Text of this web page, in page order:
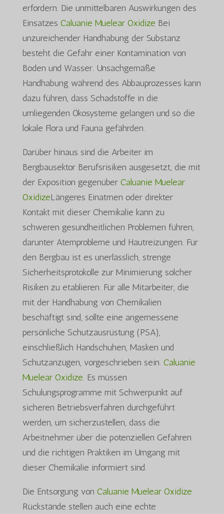
erfordern. Die unmittelbaren Auswirkungen des
Einsatzes Caluanie Muelear Oxidize Bei
unzureichender Handhabung der Substanz
besteht die Gefahr einer Kontamination von
Boden und Wasser. Unsachgemäße
Handhabung während des Abbauprozesses kann
dazu führen, dass Schadstoffe in die
umliegenden Ökosysteme gelangen und so die
lokale Flora und Fauna gefährden.
Darüber hinaus sind die Arbeiter im
Bergbausektor Berufsrisiken ausgesetzt, die mit
der Exposition gegenüber Caluanie Muelear
OxidizeLängeres Einatmen oder direkter
Kontakt mit dieser Chemikalie kann zu
schweren gesundheitlichen Problemen führen,
darunter Atemprobleme und Hautreizungen. Für
den Bergbau ist es unerlässlich, strenge
Sicherheitsprotokolle zur Minimierung solcher
Risiken zu etablieren. Für alle Mitarbeiter, die
mit der Handhabung von Chemikalien
beschäftigt sind, sollte eine angemessene
persönliche Schutzausrüstung (PSA),
einschließlich Handschuhen, Masken und
Schutzanzügen, vorgeschrieben sein. Caluanie
Muelear Oxidize. Es müssen
Schulungsprogramme mit Schwerpunkt auf
sicheren Betriebsverfahren durchgeführt
werden, um sicherzustellen, dass die
Arbeitnehmer über die potenziellen Gefahren
und die richtigen Praktiken im Umgang mit
dieser Chemikalie informiert sind.
Die Entsorgung von Caluanie Muelear Oxidize
Rückstände stellen auch eine echte